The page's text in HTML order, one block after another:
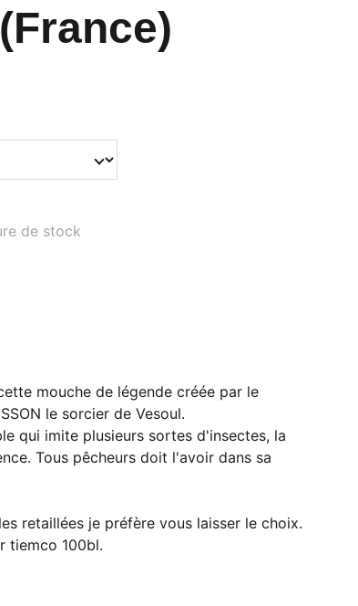
de stock
mouche de légende créée par le
le sorcier de Vesoul.
qui imite plusieurs sortes d'insectes, la
Tous pêcheurs doit l'avoir dans sa
retaillées je préfère vous laisser le choix.
tiemco 100bl.